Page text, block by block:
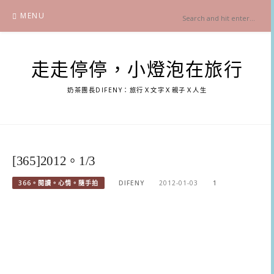
content
MENU
走走停停，小燈泡在旅行
奶茶團長DIFENY：旅行Ｘ文字Ｘ親子Ｘ人生
[365]2012。1/3
366。閱讀。心情。隨手拍 DIFENY 2012-01-03 1